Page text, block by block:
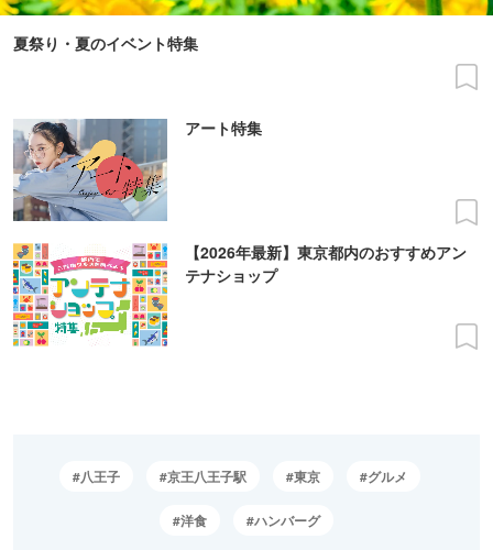
夏祭り・夏のイベント特集
アート特集
【2026年最新】東京都内のおすすめアン
テナショップ
八王子 京王八王子駅 東京 グルメ
洋食 ハンバーグ